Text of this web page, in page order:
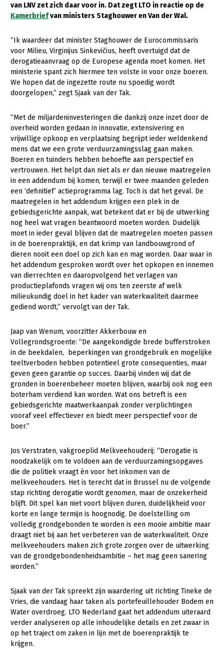
Sectoren
Biologische Landbouw
Geitenhouderij
Kalverhouderij
Melkveehouderij
Paardenhouderij
Pluimveehouderij
Schapenhouderij
Varkenshouderij
Vleesveehouderij
Plant
Akkerbouw
Biologische Landbouw
Bollenteelt
Bomen, vaste planten en zomerbloemen
Glastuinbouw
Paddenstoelen
Vollegrondsgroente
Multifunctionele landbouw
Multifunctioneel
Onderwerpen
Nieuwsabonnement
Webinars
Over LTO
LTO Nederland
Mensen
Bestuur en Directie
Vakgroepbestuurders
Jaarverslag 2023
Pers
Contact
van LNV zet zich daar voor in. Dat zegt LTO in reactie op de
Kamerbriefvan ministers Staghouwer en Van der Wal.
“Ik waardeer dat minister Staghouwer de Eurocommissaris
voor Milieu, Virginijus Sinkevičius, heeft overtuigd dat de
derogatieaanvraag op de Europese agenda moet komen. Het
ministerie spant zich hiermee ten volste in voor onze boeren.
We hopen dat de ingezette route nu spoedig wordt
doorgelopen,” zegt Sjaak van der Tak.
“Met de miljardeninvesteringen die dankzij onze inzet door de
overheid worden gedaan in innovatie, extensivering en
vrijwillige opkoop en verplaatsing begrijpt ieder weldenkend
mens dat we een grote verduurzamingsslag gaan maken.
Boeren en tuinders hebben behoefte aan perspectief en
vertrouwen. Het helpt dan niet als er dan nieuwe maatregelen
in een addendum bij komen, terwijl er twee maanden geleden
een ‘definitief’ actieprogramma lag. Toch is dat het geval. De
maatregelen in het addendum krijgen een plek in de
gebiedsgerichte aanpak, wat betekent dat er bij de uitwerking
nog heel wat vragen beantwoord moeten worden. Duidelijk
moet in ieder geval blijven dat de maatregelen moeten passen
in de boerenpraktijk, en dat krimp van landbouwgrond of
dieren nooit een doel op zich kan en mag worden. Daar waar in
het addendum gesproken wordt over het opkopen en innemen
van dierrechten en daaropvolgend het verlagen van
productieplafonds vragen wij ons ten zeerste af welk
milieukundig doel in het kader van waterkwaliteit daarmee
gediend wordt,” vervolgt van der Tak.
Jaap van Wenum, voorzitter Akkerbouw en
Vollegrondsgroente: “De aangekondigde brede bufferstroken
in de beekdalen, beperkingen van grondgebruik en mogelijke
teeltverboden hebben potentieel grote consequenties, maar
geven geen garantie op succes. Daarbij vinden wij dat de
gronden in boerenbeheer moeten blijven, waarbij ook nog een
boterham verdiend kan worden. Wat ons betreft is een
gebiedsgerichte maatwerkaanpak zonder verplichtingen
vooraf veel effectiever en biedt meer perspectief voor de
boer.”
Jos Verstraten, vakgroeplid Melkveehouderij: “Derogatie is
noodzakelijk om te voldoen aan de verduurzamingsopgaves
die de politiek vraagt én voor het inkomen van de
melkveehouders. Het is terecht dat in Brussel nu de volgende
stap richting derogatie wordt genomen, maar de onzekerheid
blijft. Dit spel kan niet voort blijven duren, duidelijkheid voor
korte en lange termijn is hoognodig. De doelstelling om
volledig grondgebonden te worden is een mooie ambitie maar
draagt niet bij aan het verbeteren van de waterkwaliteit. Onze
melkveehouders maken zich grote zorgen over de uitwerking
van de grondgebondenheidsambitie – het mag geen sanering
worden.”
Sjaak van der Tak spreekt zijn waardering uit richting Tineke de
Vries, die vandaag haar taken als portefeuillehouder Bodem en
Water overdroeg. LTO Nederland gaat het addendum uiteraard
verder analyseren op alle inhoudelijke details en zet zwaar in
op het traject om zaken in lijn met de boerenpraktijk te
krijgen.